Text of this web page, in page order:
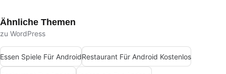
Ähnliche Themen
zu WordPress
Essen Spiele Für AndroidRestaurant Für Android Kostenlos